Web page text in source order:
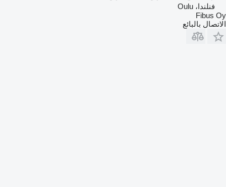
فنلندا، Oulu
Fibus Oy
الاتصال بالبائع